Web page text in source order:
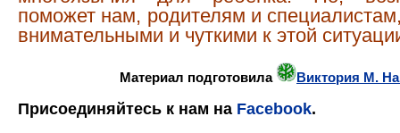
поможет нам, родителям и
внимательными и чуткими к этой
Материал подготовила Виктория М.
Присоединяйтесь к нам на Facebook.